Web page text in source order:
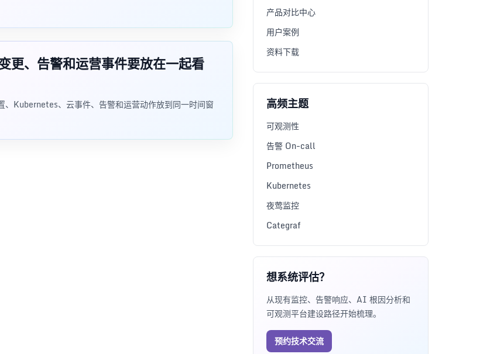
更、告警和运营事件要放在一起看
Kubernetes、云事件、告警和运营动作放到同一时间窗
产品对比中心
用户案例
资料下载
高频主题
可观测性
告警 On-call
Prometheus
Kubernetes
夜莺监控
Categraf
想系统评估？
从现有监控、告警响应、AI 根因分析和
可观测平台建设路径开始梳理。
预约技术交流